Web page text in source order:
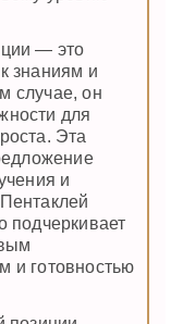
— это
знаниям и
случае, он
для
Эта
и
подчеркивает
и готовностью